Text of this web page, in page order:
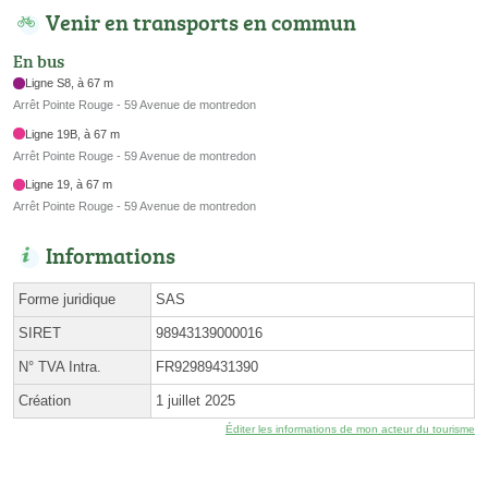
Venir en transports en commun
En bus
Ligne S8, à 67 m
Arrêt Pointe Rouge - 59 Avenue de montredon
Ligne 19B, à 67 m
Arrêt Pointe Rouge - 59 Avenue de montredon
Ligne 19, à 67 m
Arrêt Pointe Rouge - 59 Avenue de montredon
Informations
Forme juridique SAS
SIRET 98943139000016
N° TVA Intra. FR92989431390
Création 1 juillet 2025
Éditer les informations de mon acteur du tourisme